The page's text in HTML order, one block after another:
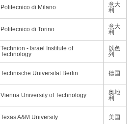
Politecnico di Milano
意大
利
Politecnico di Torino
意大
利
Technion - Israel Institute of
Technology
以色
列
Technische Universität Berlin 德国
Vienna University of Technology
奥地
利
Texas A&M University 美国